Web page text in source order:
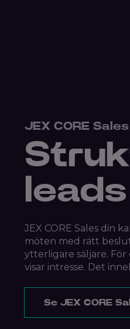
JEX CORE Sales
JEX CORE Sales din
möten med rätt
ytterligare säljare.
visar intresse. Det
Se JEX CORE